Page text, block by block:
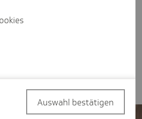
Strukturen geprägt, die
zu finden. Eine
Ersteinschätzung kann hier
Auswahl bestätigen